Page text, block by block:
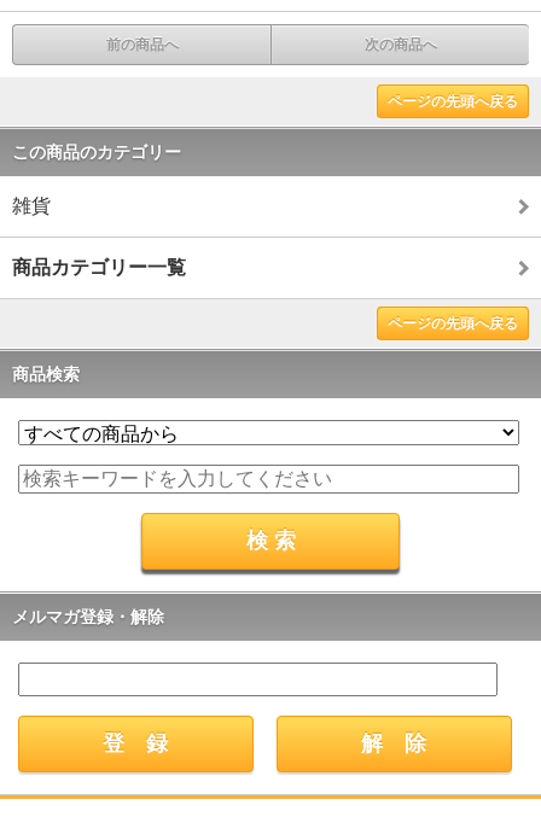
前の商品へ 次の商品へ
ページの先頭へ戻る
この商品のカテゴリー
雑貨
商品カテゴリー一覧
ページの先頭へ戻る
商品検索
メルマガ登録・解除